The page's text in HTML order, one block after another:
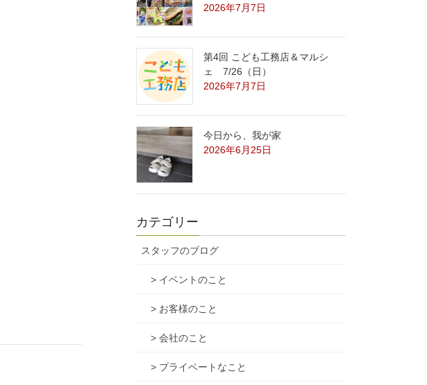
2026年7月7日
第4回 こども工務店＆マルシ
ェ 7/26（日）
2026年7月7日
今日から、我が家
2026年6月25日
カテゴリー
スタッフのブログ
> イベントのこと
> お客様のこと
> 会社のこと
> プライベートなこと